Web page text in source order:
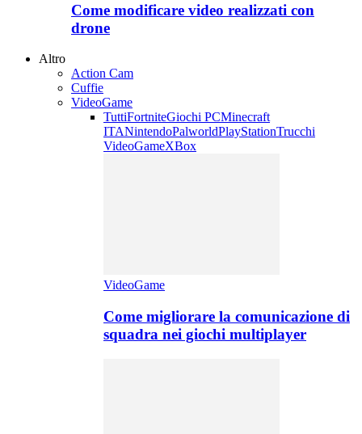
Come modificare video realizzati con
drone
Altro
Action Cam
Cuffie
VideoGame
TuttiFortniteGiochi PCMinecraft
ITANintendoPalworldPlayStationTrucchi
VideoGameXBox
VideoGame
Come migliorare la comunicazione di
squadra nei giochi multiplayer